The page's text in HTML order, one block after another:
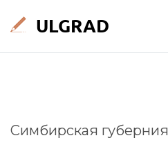
Симбирская губерния